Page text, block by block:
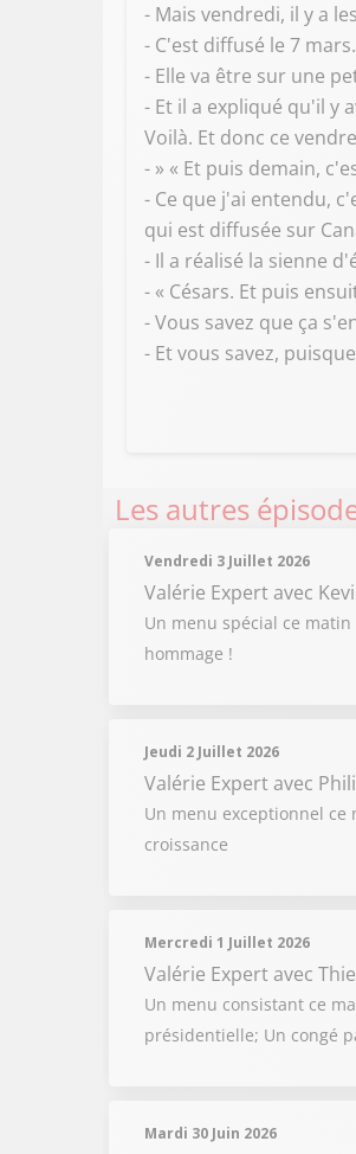
- Mais vendredi, il y a
- C'est diffusé le 7
- Elle va être sur une
- Et il a expliqué qu'il y
Voilà. Et donc ce
- » « Et puis demain,
- Ce que j'ai entendu,
qui est diffusée sur
- Il a réalisé la sienne
- « Césars. Et puis
- Vous savez que ça
- Et vous savez,
Les autres
Vendredi 3 Juillet 2026
Valérie Expertavec
Un menu spécial ce
hommage !
Jeudi 2 Juillet 2026
Valérie Expertavec
Un menu exceptionnel ce
croissance
Mercredi 1 Juillet 2026
Valérie Expertavec
Un menu consistant ce
présidentielle; Un congé
Mardi 30 Juin 2026